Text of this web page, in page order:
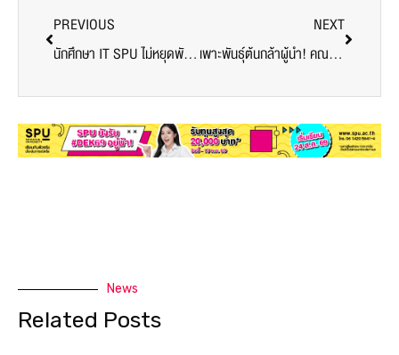
PREVIOUS
นักศึกษา IT SPU ไม่หยุดพัฒนา คว้าสิทธิ์เข้าร่วม ‘Innovator Youth Camp’ บนเวทีนวัตกรรมระดับประเทศ
NEXT
เพาะพันธุ์ต้นกล้าผู้นำ! คณะนิติศาสตร์ SPU เสริมพลังนักศึกษา สร้างความพร้อมสู่การเป็นผู้นำคุณภาพ
News
Related Posts